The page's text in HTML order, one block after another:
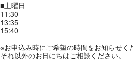
■土曜日
11:30
13:35
15:40
※お申込み時にご希望の時間をお知らせく
それ以外のお日にちはご相談ください。